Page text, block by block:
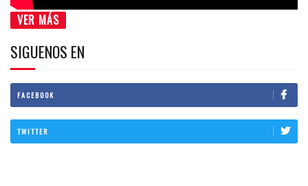
VER MÁS
SIGUENOS EN
FACEBOOK
TWITTER